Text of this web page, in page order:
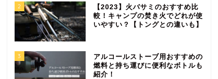
2
【2023】火バサミのおすすめ比
較！キャンプの焚き火でどれが使
いやすい？【トングとの違いも】
3
アルコールストーブ用おすすめの
燃料と持ち運びに便利なボトルも
紹介！